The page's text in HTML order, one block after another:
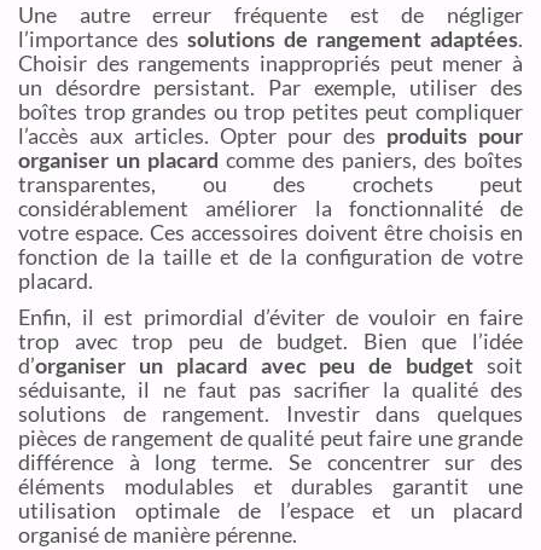
Une autre erreur fréquente est de négliger
l’importance des solutions de rangement adaptées.
Choisir des rangements inappropriés peut mener à
un désordre persistant. Par exemple, utiliser des
boîtes trop grandes ou trop petites peut compliquer
l’accès aux articles. Opter pour des produits pour
organiser un placard comme des paniers, des boîtes
transparentes, ou des crochets peut
considérablement améliorer la fonctionnalité de
votre espace. Ces accessoires doivent être choisis en
fonction de la taille et de la configuration de votre
placard.
Enfin, il est primordial d’éviter de vouloir en faire
trop avec trop peu de budget. Bien que l’idée
d’organiser un placard avec peu de budget soit
séduisante, il ne faut pas sacrifier la qualité des
solutions de rangement. Investir dans quelques
pièces de rangement de qualité peut faire une grande
différence à long terme. Se concentrer sur des
éléments modulables et durables garantit une
utilisation optimale de l’espace et un placard
organisé de manière pérenne.